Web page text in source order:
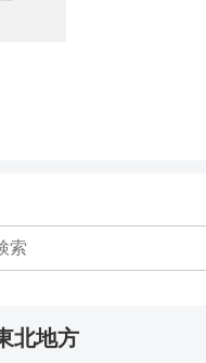
北地方